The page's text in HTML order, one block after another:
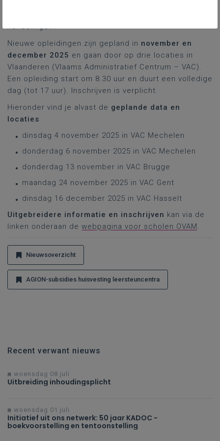
handelingen’.
Nieuwe opleidingen zijn gepland in november en
december 2025 en gaan door op drie locaties in
Vlaanderen (Vlaams Administratief Centrum – VAC).
Een opleiding start om 8.30 uur en duurt een volledige
dag (tot 17 uur). Inschrijven is verplicht.
Hieronder vind je alvast de geplande data en
locaties:
dinsdag 4 november 2025 in VAC Mechelen
donderdag 6 november 2025 in VAC Mechelen
donderdag 13 november in VAC Brugge
maandag 24 november 2025 in VAC Gent
dinsdag 16 december 2025 in VAC Hasselt
Uitgebreidere informatie en inschrijven kan via de
linken onderaan de webpagina voor scholen OVAM.
Nieuwsoverzicht
AGION-subsidies huisvesting leersteuncentra
Recent verwant nieuws
woensdag 08 juli
Uitbreiding inhoudingsplicht
woensdag 01 juli
Initiatief uit ons netwerk: 50 jaar KADOC -
boekvoorstelling en tentoonstelling